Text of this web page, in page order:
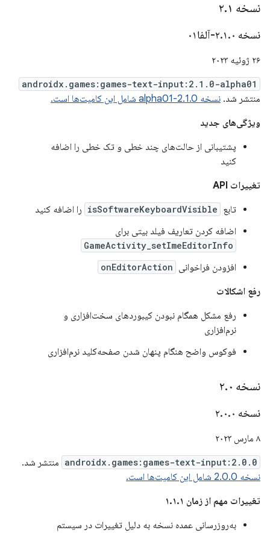
نسخه ۲ .۱
نسخه ۲ .۱.۰-آلفا۰۱
۲۶ ژوئیه ۲۰۲۳
androidx.games:games-text-input:2.1.0-alpha01
منتشر شد. نسخه 2.1.0-alpha01 شامل این کامیت‌ها است.
ویژگی‌های جدید
پشتیبانی از حالت‌های چند خطی و تک خطی را اضافه
کنید
تغییرات API
تابع isSoftwareKeyboardVisible را اضافه کنید
اضافه کردن تعاریف فیلد بیتی برای
GameActivity_setImeEditorInfo
افزودن فراخوانی onEditorAction
رفع اشکالات
رفع مشکل همگام نبودن کیبوردهای سخت‌افزاری و
نرم‌افزاری
فوکوس واضح هنگام پنهان شدن صفحه‌کلید نرم‌افزاری
نسخه ۲ .۰
نسخه ۲ .۰.۰
۸ مارس ۲۰۲۳
androidx.games:games-text-input:2.0.0 منتشر شد.
نسخه 2.0.0 شامل این کامیت‌ها است.
تغییرات مهم از زمان ۱.۱.۱
به‌روزرسانی عمده نسخه به دلیل تغییرات در سیستم